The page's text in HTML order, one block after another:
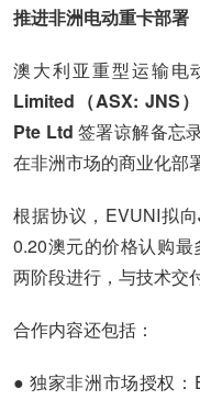
推进非洲电动重卡部署
澳大利亚重型运输电
Limited（ASX: JNS）
Pte Ltd 签署谅解备忘
在非洲市场的商业化部署
根据协议，EVUNI拟
0.20澳元的价格认购
两阶段进行，与技术交
合作内容还包括：
● 独家非洲市场授权